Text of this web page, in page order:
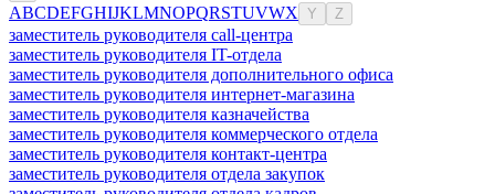
ABCDEFGHIJKLMNOPQRSTUVWX Y Z
заместитель руководителя call-центра
заместитель руководителя IT-отдела
заместитель руководителя дополнительного офиса
заместитель руководителя интернет-магазина
заместитель руководителя казначейства
заместитель руководителя коммерческого отдела
заместитель руководителя контакт-центра
заместитель руководителя отдела закупок